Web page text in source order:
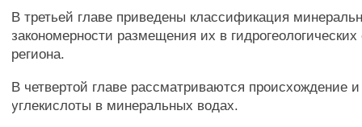
В третьей главе приведены классификация
закономерности размещения их в гидрогеологических
региона.
В четвертой главе рассматриваются происхождение
углекислоты в минеральных водах.